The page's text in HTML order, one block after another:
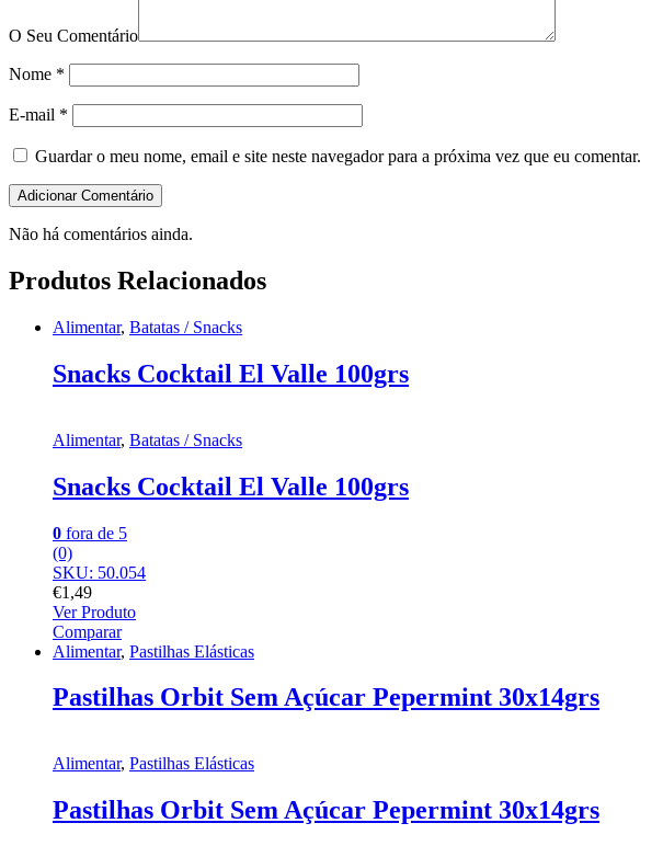
O Seu Comentário
Nome *
E-mail *
Guardar o meu nome, email e site neste navegador para a próxima vez que eu comentar.
Não há comentários ainda.
Produtos Relacionados
Alimentar, Batatas / Snacks
Snacks Cocktail El Valle 100grs
Alimentar, Batatas / Snacks
Snacks Cocktail El Valle 100grs
0 fora de 5
(0)
SKU: 50.054
€1,49
Ver Produto
Comparar
Alimentar, Pastilhas Elásticas
Pastilhas Orbit Sem Açúcar Pepermint 30x14grs
Alimentar, Pastilhas Elásticas
Pastilhas Orbit Sem Açúcar Pepermint 30x14grs